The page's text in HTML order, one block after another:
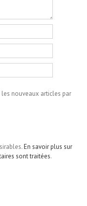
nouveaux articles par
En savoir plus sur
sont traitées.